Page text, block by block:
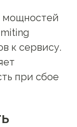
мощностей
к сервису.
при сбое